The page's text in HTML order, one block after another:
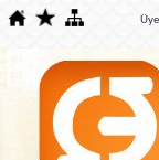
Üye